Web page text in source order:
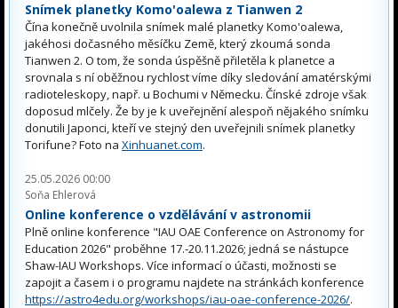
Snímek planetky Komo'oalewa z Tianwen 2
Čína konečně uvolnila snímek malé planetky Komo'oalewa,
jakéhosi dočasného měsíčku Země, který zkoumá sonda
Tianwen 2. O tom, že sonda úspěšně přiletěla k planetce a
srovnala s ní oběžnou rychlost víme díky sledování amatérskými
radioteleskopy, např. u Bochumi v Německu. Čínské zdroje však
doposud mlčely. Že by je k uveřejnění alespoň nějakého snímku
donutili Japonci, kteří ve stejný den uveřejnili snímek planetky
Torifune? Foto na Xinhuanet.com.
25.05.2026 00:00
Soňa Ehlerová
Online konference o vzdělávání v astronomii
Plně online konference "IAU OAE Conference on Astronomy for
Education 2026" proběhne 17.-20.11.2026; jedná se nástupce
Shaw-IAU Workshops. Více informací o účasti, možnosti se
zapojit a časem i o programu najdete na stránkách konference
https://astro4edu.org/workshops/iau-oae-conference-2026/.